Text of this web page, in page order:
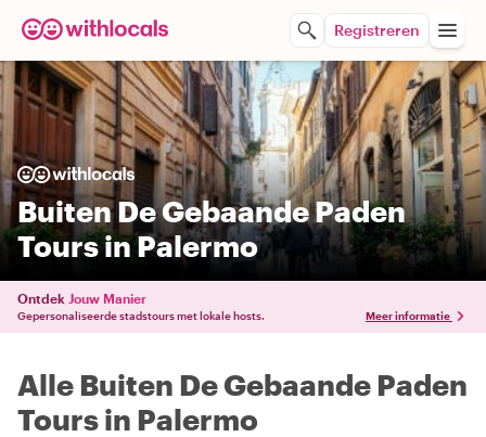
Registreren
Buiten De Gebaande Paden
Tours in Palermo
Ontdek Jouw Manier
Gepersonaliseerde stadstours met lokale hosts. Meer informatie
Alle Buiten De Gebaande Paden
Tours in Palermo